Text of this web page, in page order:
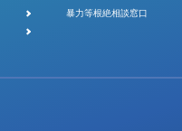
暴力等根絶相談窓口